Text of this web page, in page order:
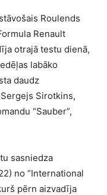
Roulends
Renault
otrajā testu dienā,
labāko
daudz
Sirotkins,
“Sauber”,
sasniedza
no “International
pērn aizvadīja